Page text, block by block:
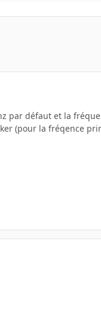
par défaut et la
(pour la fréqence